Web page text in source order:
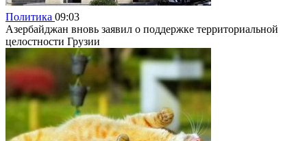
Политика 09:03
Азербайджан вновь заявил о поддержке территориальной
целостности Грузии